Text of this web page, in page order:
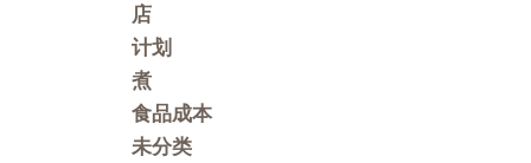
店
计划
煮
食品成本
未分类